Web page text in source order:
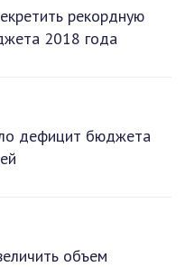
рекордную
2018 года
дефицит бюджета
объем